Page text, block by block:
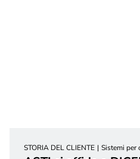
STORIA DEL CLIENTE Sistemi per